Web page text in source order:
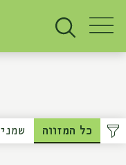
כל המזווה